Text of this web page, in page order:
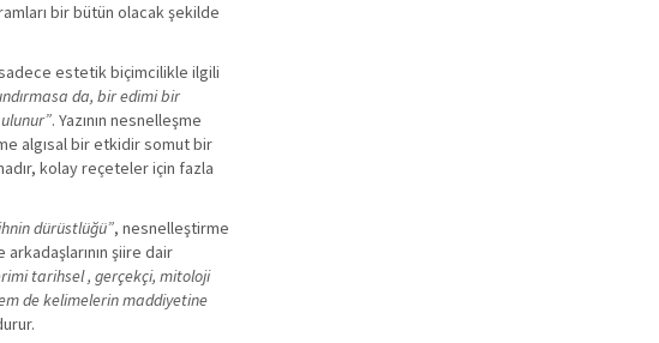
bir bütün olacak şekilde
estetik biçimcilikle ilgili
da, bir edimi bir
. Yazının nesnelleşme
algısal bir etkidir somut bir
kolay reçeteler için fazla
dürüstlüğü”, nesnelleştirme
arkadaşlarının şiire dair
tarihsel , gerçekçi, mitoloji
de kelimelerin maddiyetine